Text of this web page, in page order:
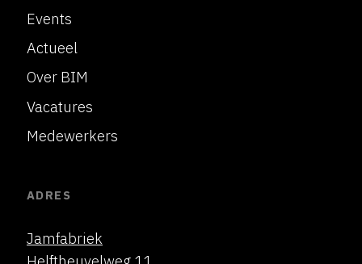
Events
Actueel
Over BIM
Vacatures
Medewerkers
ADRES
Jamfabriek